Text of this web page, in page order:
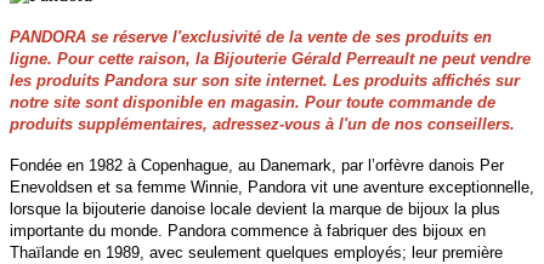
PANDORA se réserve l'exclusivité de la vente de ses produits en
ligne. Pour cette raison, la Bijouterie Gérald Perreault ne peut vendre
les produits Pandora sur son site internet. Les produits affichés sur
notre site sont disponible en magasin. Pour toute commande de
produits supplémentaires, adressez-vous à l'un de nos conseillers.
Fondée en 1982 à Copenhague, au Danemark, par l’orfèvre danois Per
Enevoldsen et sa femme Winnie, Pandora vit une aventure exceptionnelle,
lorsque la bijouterie danoise locale devient la marque de bijoux la plus
importante du monde. Pandora commence à fabriquer des bijoux en
Thaïlande en 1989, avec seulement quelques employés; leur première